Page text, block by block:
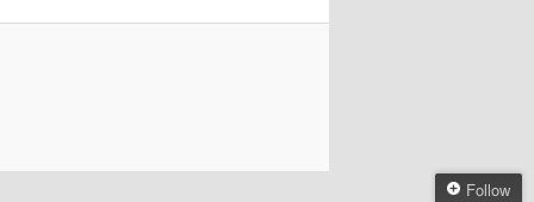
Follow